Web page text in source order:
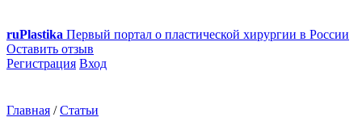
ruPlastika Первый портал о пластической хирургии в России
Оставить отзыв
Регистрация Вход
Главная / Статьи